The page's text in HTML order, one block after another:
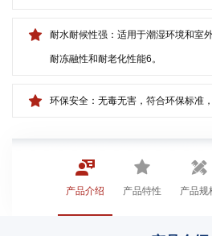
耐水耐候性强：适用于潮湿环境和室
耐冻融性和耐老化性能6。
环保安全：无毒无害，符合环保标准
产品介绍 产品特性 产品规